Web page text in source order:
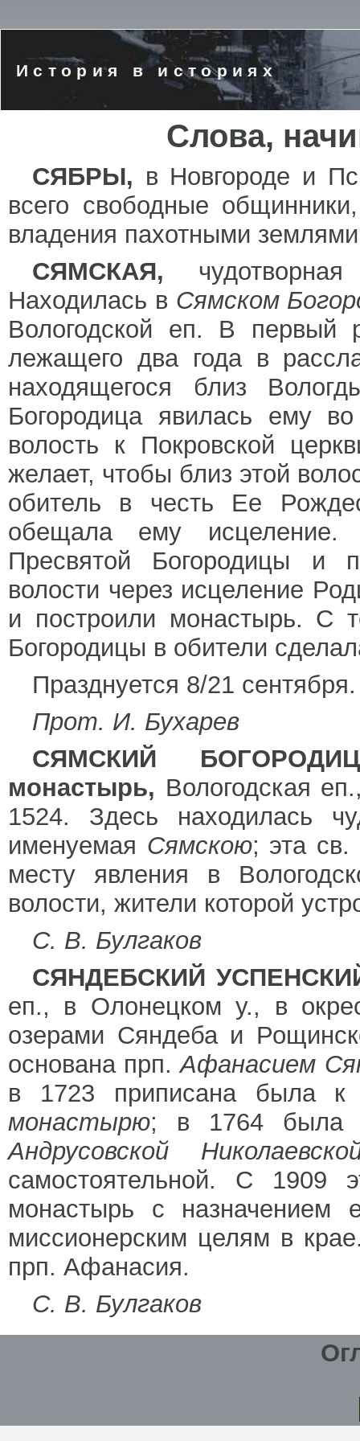
История в историях
Слова,
СЯБРЫ, в Новгороде и
всего свободные
владения пахотными
СЯМСКАЯ,
Находилась в Сямском
Вологодской еп. В первый
лежащего два года в
находящегося близ
Богородица явилась ему
волость к Покровской
желает, чтобы близ этой
обитель в честь Ее
обещала ему исцеление.
Пресвятой Богородицы и
волости через исцеление
и построили монастырь. С
Богородицы в обители
Празднуется 8/21 сентября.
Прот. И. Бухарев
СЯМСКИЙ
монастырь, Вологодская
1524. Здесь находилась
именуемая Сямскою; эта св.
месту явления в
волости, жители которой
С. В. Булгаков
СЯНДЕБСКИЙ
еп., в Олонецком у., в
озерами Сяндеба и
основана прп.Афанасием
в 1723 приписана была
монастырю; в 1764 была
Андрусовской
самостоятельной. С 1909
монастырь с назначением
миссионерским целям в
прп. Афанасия.
С. В. Булгаков